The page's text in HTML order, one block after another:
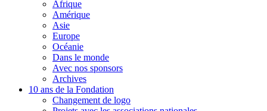
Afrique
Amérique
Asie
Europe
Océanie
Dans le monde
Avec nos sponsors
Archives
10 ans de la Fondation
Changement de logo